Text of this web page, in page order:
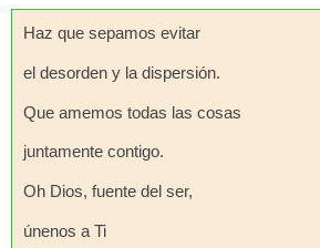
Haz que sepamos evitar
el desorden y la dispersión.
Que amemos todas las cosas
juntamente contigo.
Oh Dios, fuente del ser,
únenos a Ti